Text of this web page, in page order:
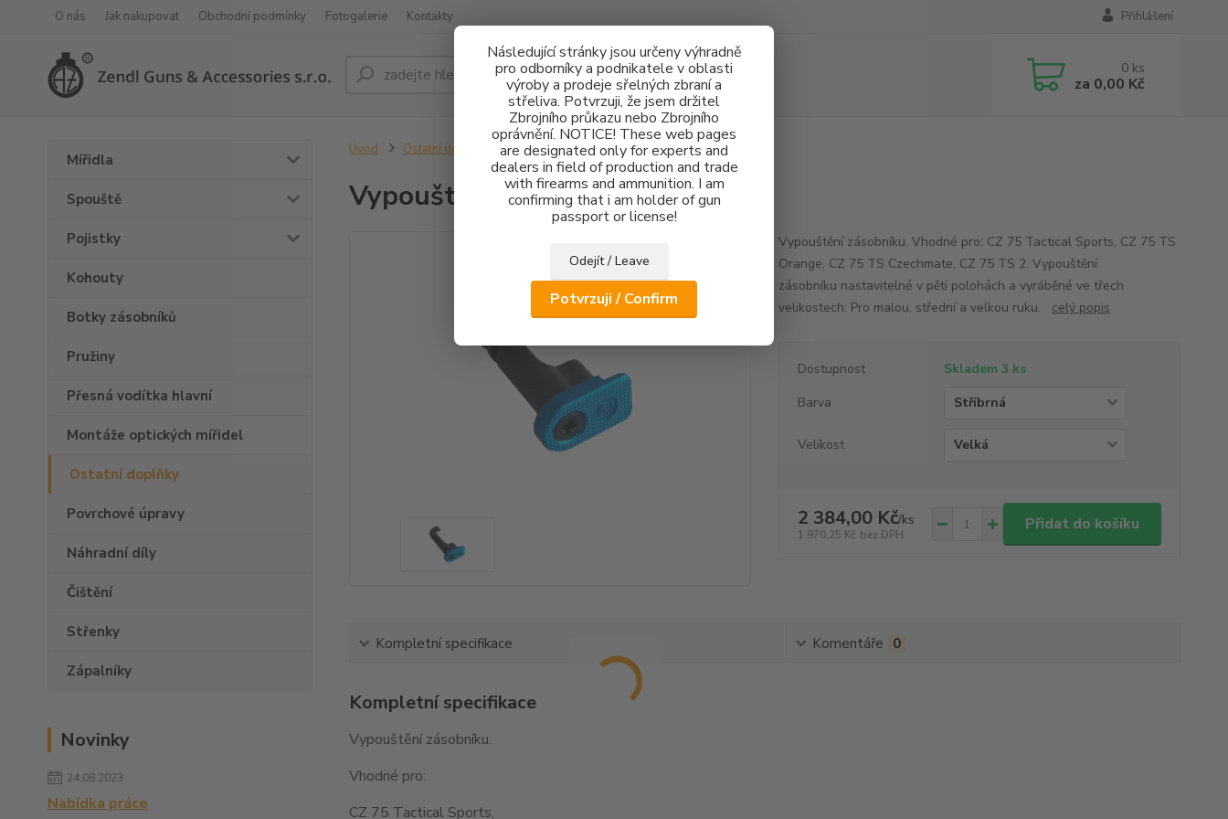
Následující stránky jsou určeny výhradně
pro odborníky a podnikatele v oblasti
výroby a prodeje sřelných zbraní a
střeliva. Potvrzuji, že jsem držitel
Zbrojního průkazu nebo Zbrojního
oprávnění. NOTICE! These web pages
are designated only for experts and
dealers in field of production and trade
with firearms and ammunition. I am
confirming that i am holder of gun
passport or license!
Odejít / Leave
Potvrzuji / Confirm
O nás Jak nakupovat Obchodní podmínky Fotogalerie Kontakty Přihlášení
Hledat 0 ks
za 0,00 Kč
Mířidla
Spouště
Pojistky
Kohouty
Botky zásobníků
Pružiny
Přesná vodítka hlavní
Montáže optických mířidel
Ostatní doplňky
Povrchové úpravy
Náhradní díly
Čištění
Střenky
Zápalníky
Novinky
24.08.2023
Nabídka práce
Úvod Ostatní doplňky Vypouštění zásobníku CZ 75 TS
Vypouštění zásobníku CZ 75 TS
Vypouštění zásobníku. Vhodné pro: CZ 75 Tactical Sports, CZ 75 TS
Orange, CZ 75 TS Czechmate, CZ 75 TS 2. Vypouštění
zásobníku nastavitelné v pěti polohách a vyráběné ve třech
velikostech: Pro malou, střední a velkou ruku. celý popis
Dostupnost
Skladem 3 ks
Barva
Velikost
2 384,00 Kč/ks
1 970,25 Kč bez DPH
Přidat do košíku
Kompletní specifikace Komentáře 0
Kompletní specifikace
Vypouštění zásobníku.
Vhodné pro:
CZ 75 Tactical Sports,